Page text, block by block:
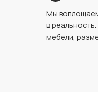
Мы
в
мебели,